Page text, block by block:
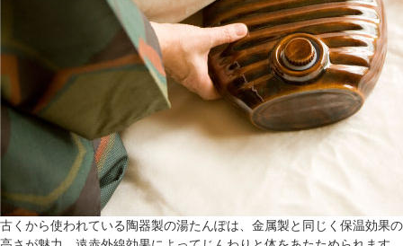
古くから使われている陶器製の湯たんぽは、金属製と同じく保温効果の